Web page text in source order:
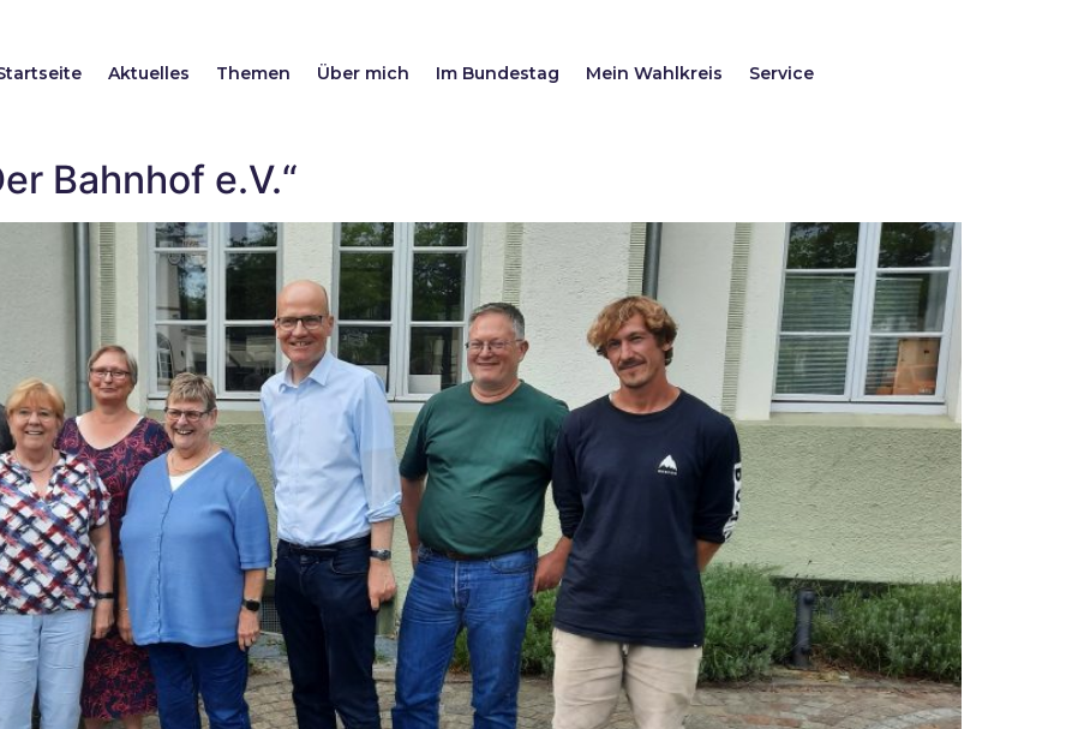
Aktuelles Themen Über mich Im Bundestag Mein Wahlkreis Service
Bahnhof e.V.“